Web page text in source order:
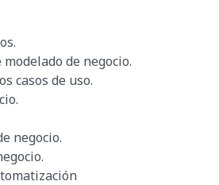
de negocio.
casos de uso.
negocio.